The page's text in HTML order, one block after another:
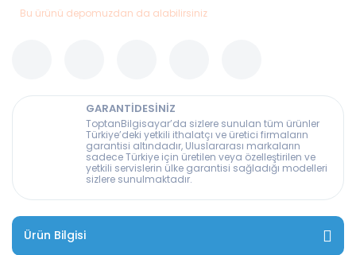
Bu ürünü depomuzdan da alabilirsiniz
GARANTİDESİNİZ
ToptanBilgisayar’da sizlere sunulan tüm ürünler
Türkiye’deki yetkili ithalatçı ve üretici firmaların
garantisi altındadır, Uluslararası markaların
sadece Türkiye için üretilen veya özelleştirilen ve
yetkili servislerin ülke garantisi sağladığı modelleri
sizlere sunulmaktadır.
Ürün Bilgisi